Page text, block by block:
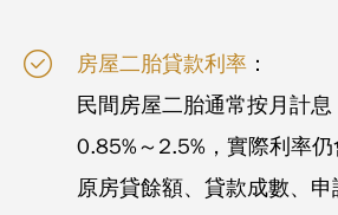
房屋二胎貸款利率 ：
民間房屋二胎通常按月計
0.85%～2.5%，實際利率仍
原房貸餘額、貸款成數、